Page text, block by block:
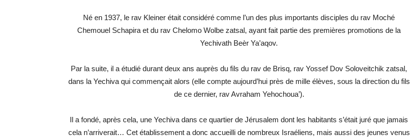
Né en 1937, le rav Kleiner était considéré comme l’un des plus importants disciples du rav Moché
Chemouel Schapira et du rav Chelomo Wolbe zatsal, ayant fait partie des premières promotions de la
Yechivath Beèr Ya’aqov.
Par la suite, il a étudié durant deux ans auprès du fils du rav de Brisq, rav Yossef Dov Soloveitchik zatsal,
dans la Yechiva qui commençait alors (elle compte aujourd’hui près de mille élèves, sous la direction du fils
de ce dernier, rav Avraham Yehochoua’).
Il a fondé, après cela, une Yechiva dans ce quartier de Jérusalem dont les habitants s’était juré que jamais
cela n’arriverait… Cet établissement a donc accueilli de nombreux Israéliens, mais aussi des jeunes venus